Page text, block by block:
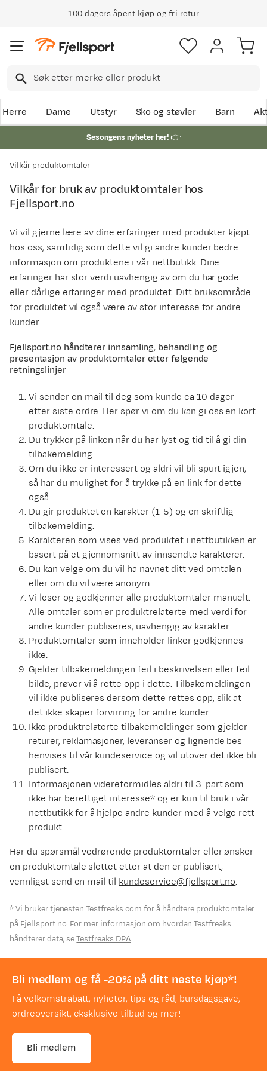
100 dagers åpent kjøp og fri retur
Herre Dame Utstyr Sko og støvler Barn
Sesongens nyheter her!👉
Vilkår produktomtaler
Vilkår for bruk av produktomtaler hos
Fjellsport.no
Vi vil gjerne lære av dine erfaringer med produkter kjøpt
hos oss, samtidig som dette vil gi andre kunder bedre
informasjon om produktene i vår nettbutikk. Dine
erfaringer har stor verdi uavhengig av om du har gode
eller dårlige erfaringer med produktet. Ditt bruksområde
for produktet vil også være av stor interesse for andre
kunder.
Fjellsport.no håndterer innsamling, behandling og
presentasjon av produktomtaler etter følgende
retningslinjer
Vi sender en mail til deg som kunde ca 10 dager
etter siste ordre. Her spør vi om du kan gi oss en kort
produktomtale.
Du trykker på linken når du har lyst og tid til å gi din
tilbakemelding.
Om du ikke er interessert og aldri vil bli spurt igjen,
så har du mulighet for å trykke på en link for dette
også.
Du gir produktet en karakter (1-5) og en skriftlig
tilbakemelding.
Karakteren som vises ved produktet i nettbutikken er
basert på et gjennomsnitt av innsendte karakterer.
Du kan velge om du vil ha navnet ditt ved omtalen
eller om du vil være anonym.
Vi leser og godkjenner alle produktomtaler manuelt.
Alle omtaler som er produktrelaterte med verdi for
andre kunder publiseres, uavhengig av karakter.
Produktomtaler som inneholder linker godkjennes
ikke.
Gjelder tilbakemeldingen feil i beskrivelsen eller feil
bilde, prøver vi å rette opp i dette. Tilbakemeldingen
vil ikke publiseres dersom dette rettes opp, slik at
det ikke skaper forvirring for andre kunder.
Ikke produktrelaterte tilbakemeldinger som gjelder
returer, reklamasjoner, leveranser og lignende bes
henvises til vår kundeservice og vil utover det ikke bli
publisert.
Informasjonen videreformidles aldri til 3. part som
ikke har berettiget interesse* og er kun til bruk i vår
nettbutikk for å hjelpe andre kunder med å velge rett
produkt.
Har du spørsmål vedrørende produktomtaler eller ønsker
en produktomtale slettet etter at den er publisert,
vennligst send en mail til kundeservice@fjellsport.no.
* Vi bruker tjenesten Testfreaks.com for å håndtere produktomtaler
på Fjellsport.no. For mer informasjon om hvordan Testfreaks
håndterer data, seTestfreaks DPA.
Bli medlem og få -20% på ditt neste kjøp*!
Få velkomstrabatt, nyheter, tips og råd, bursdagsgave,
ordreoversikt, eksklusive tilbud og mer!
Bli medlem